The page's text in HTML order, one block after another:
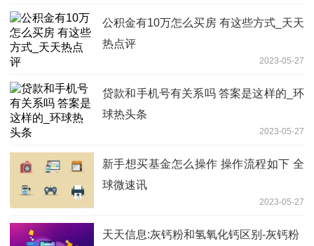
公积金有10万怎么买房 有这些方式_天天
热点评
2023-05-27
贷款和手机号有关系吗 答案是这样的_环
球热头条
2023-05-27
新手想买基金怎么操作 操作流程如下 全
球微速讯
2023-05-27
天天信息:灰钙粉和氢氧化钙区别-灰钙粉